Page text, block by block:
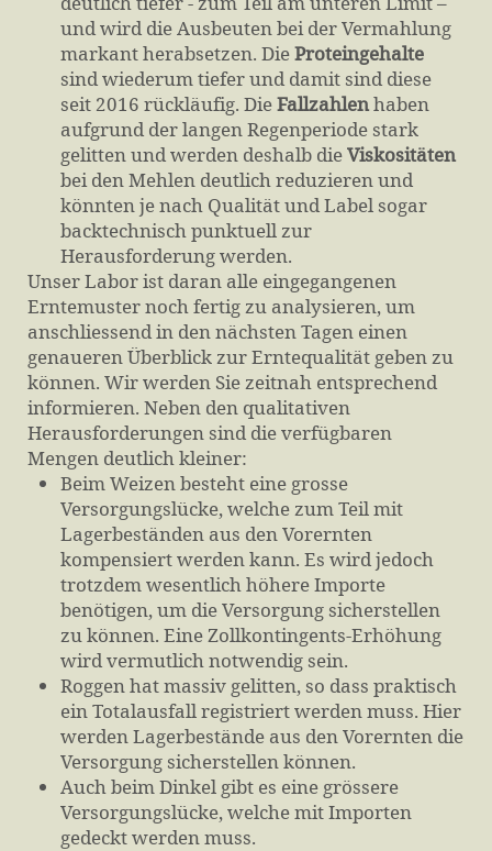
und wird die Ausbeuten bei der Vermahlung
markant herabsetzen. DieProteingehalte
sind wiederum tiefer und damit sind diese
seit 2016 rückläufig. DieFallzahlenhaben
aufgrund der langen Regenperiode stark
gelitten und werden deshalb dieViskositäten
bei den Mehlen deutlich reduzieren und
könnten je nach Qualität und Label sogar
backtechnisch punktuell zur
Herausforderung werden.
Unser Labor ist daran alle eingegangenen
Erntemuster noch fertig zu analysieren, um
anschliessend in den nächsten Tagen einen
genaueren Überblick zur Erntequalität geben zu
können. Wir werden Sie zeitnah entsprechend
informieren. Neben den qualitativen
Herausforderungen sind die verfügbaren
Mengen deutlich kleiner:
Beim Weizen besteht eine grosse
Versorgungslücke, welche zum Teil mit
Lagerbeständen aus den Vorernten
kompensiert werden kann. Es wird jedoch
trotzdem wesentlich höhere Importe
benötigen, um die Versorgung sicherstellen
zu können. Eine Zollkontingents-Erhöhung
wird vermutlich notwendig sein.
Roggen hat massiv gelitten, so dass praktisch
ein Totalausfall registriert werden muss. Hier
werden Lagerbestände aus den Vorernten die
Versorgung sicherstellen können.
Auch beim Dinkel gibt es eine grössere
Versorgungslücke, welche mit Importen
gedeckt werden muss.